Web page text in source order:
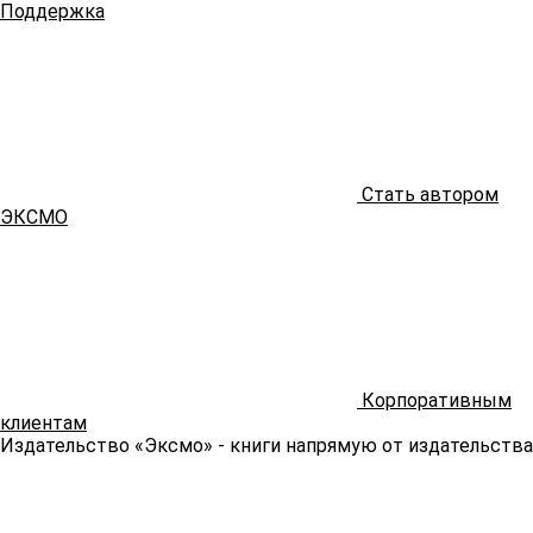
Поддержка
Стать автором
ЭКСМО
Корпоративным
клиентам
Издательство «Эксмо» - книги напрямую от издательства